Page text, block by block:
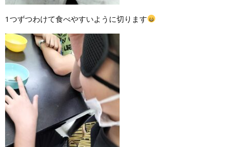
1つずつわけて食べやすいように切ります